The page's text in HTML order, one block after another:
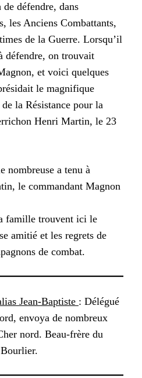
défendre, dans
les Anciens Combattants,
de la Guerre. Lorsqu’il
défendre, on trouvait
et voici quelques
le magnifique
la Résistance pour la
Henri Martin, le 23
nombreuse a tenu à
le commandant Magnon
famille trouvent ici le
amitié et les regrets de
de combat.
Jean-Baptiste : Délégué
envoya de nombreux
nord. Beau-frère du